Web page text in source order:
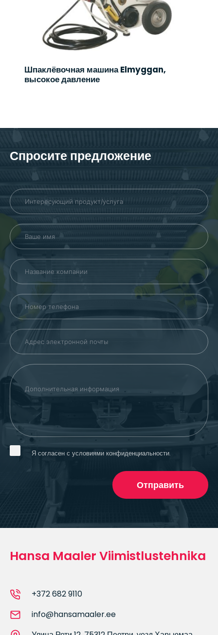
Шпаклёвочная машина Elmyggan,
высокое давление
Hansa Maaler Viimistlustehnika
+372 682 9110
info@hansamaaler.ee
Спросите предложение
Я согласен с условиями конфиденциальности.
Отправить